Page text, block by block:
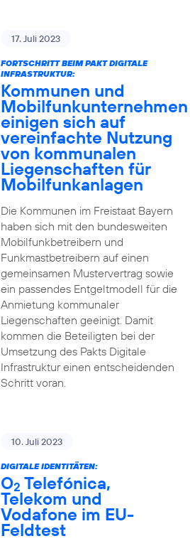
17. Juli 2023
FORTSCHRITT BEIM PAKT DIGITALE
INFRASTRUKTUR:
Kommunen und
Mobilfunkunternehmen
einigen sich auf
vereinfachte Nutzung
von kommunalen
Liegenschaften für
Mobilfunkanlagen
Die Kommunen im Freistaat Bayern
haben sich mit den bundesweiten
Mobilfunkbetreibern und
Funkmastbetreibern auf einen
gemeinsamen Mustervertrag sowie
ein passendes Entgeltmodell für die
Anmietung kommunaler
Liegenschaften geeinigt. Damit
kommen die Beteiligten bei der
Umsetzung des Pakts Digitale
Infrastruktur einen entscheidenden
Schritt voran.
10. Juli 2023
DIGITALE IDENTITÄTEN:
O2 Telefónica,
Telekom und
Vodafone im EU-
Feldtest